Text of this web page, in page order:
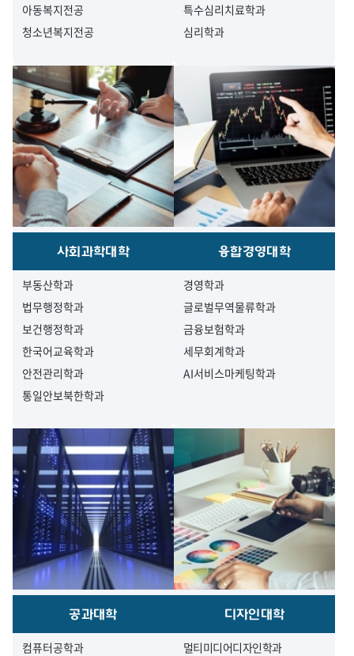
아동복지전공
청소년복지전공
특수심리치료학과
심리학과
사회과학대학
부동산학과
법무행정학과
보건행정학과
한국어교육학과
안전관리학과
통일안보북한학과
융합경영대학
경영학과
글로벌무역물류학과
금융보험학과
세무회계학과
AI서비스마케팅학과
공과대학
컴퓨터공학과
디자인대학
멀티미디어디자인학과